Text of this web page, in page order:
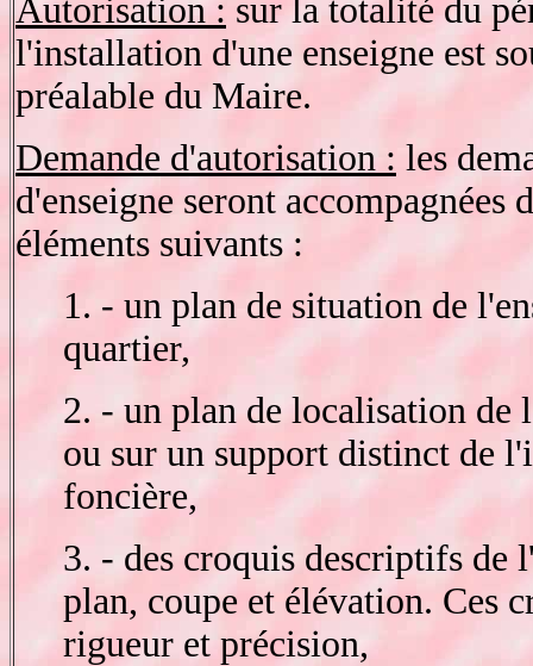
Autorisation : sur la totalité du
l'installation d'une enseigne est
préalable du Maire.
Demande d'autorisation : les
d'enseigne seront accompagnées
éléments suivants :
1. - un plan de situation de
quartier,
2. - un plan de localisation de
ou sur un support distinct de
foncière,
3. - des croquis descriptifs de
plan, coupe et élévation. Ces
rigueur et précision,